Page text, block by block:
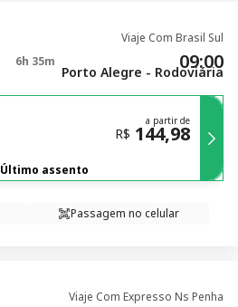
Viaje Com Brasil Sul
6h 35m 09:00
Porto Alegre - Rodoviária
a partir de
R$ 144,98
Último assento
Passagem no celular
Viaje Com Expresso Ns Penha